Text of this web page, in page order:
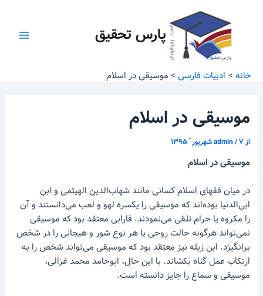
پارس تحقیق
خانه ادبیات فارسی موسیقی در اسلام
موسیقی در اسلام
از admin/۷ شهریور ّ ۱۳۹۵
موسیقی در اسلام
در میان فقهای اسلام کسانی مانند شهاب‌الدین الهیثمی و ابن
ابی‌الدنیا بوده‌اند که موسیقی را یکسره لهو و لعب می‌دانستند و آن
را مکروه یا حرام تلقی می‌نمودند. فارابی معتقد بود که موسیقی
نمی‌تواند هرگونه حالت روحی یا هر نوع شور و هیجانی را در شخص
برانگیزد. ابن زیله نیز معتقد بود که موسیقی می‌تواند شخص را به
ارتکاب عمل گناه بکشاند. با این حال، ابوحامد محمد غزالی،
موسیقی و سماع را جایز دانسته است.